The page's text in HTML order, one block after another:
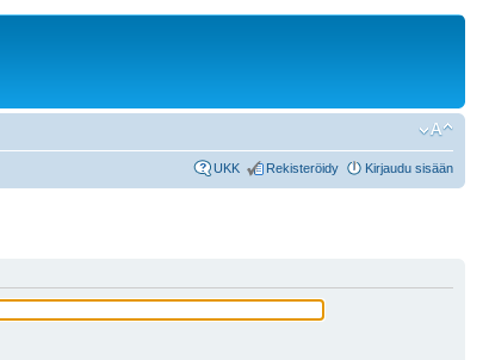
UKK Rekisteröidy Kirjaudu sisään